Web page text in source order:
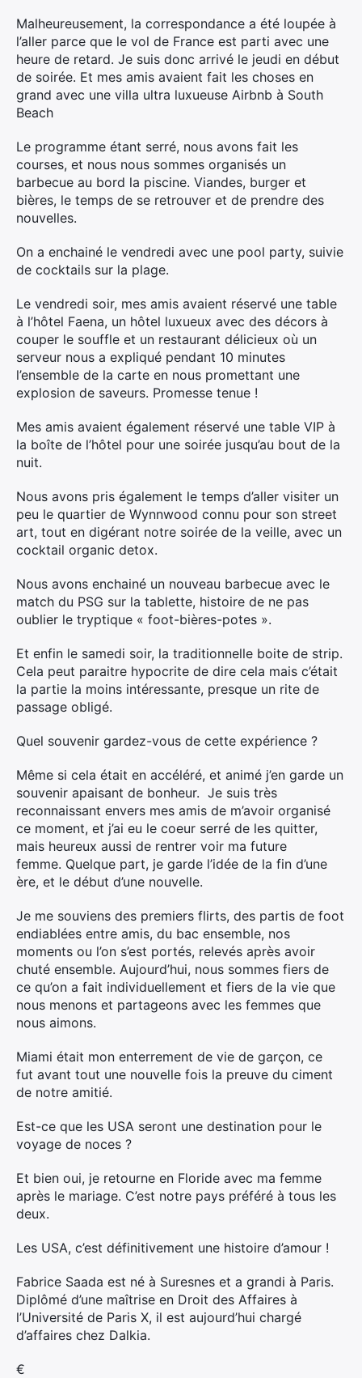
Malheureusement, la correspondance a été loupée à
l’aller parce que le vol de France est parti avec une
heure de retard. Je suis donc arrivé le jeudi en début
de soirée. Et mes amis avaient fait les choses en
grand avec une villa ultra luxueuse Airbnb à South
Beach
Le programme étant serré, nous avons fait les
courses, et nous nous sommes organisés un
barbecue au bord la piscine. Viandes, burger et
bières, le temps de se retrouver et de prendre des
nouvelles.
On a enchainé le vendredi avec une pool party, suivie
de cocktails sur la plage.
Le vendredi soir, mes amis avaient réservé une table
à l’hôtel Faena, un hôtel luxueux avec des décors à
couper le souffle et un restaurant délicieux où un
serveur nous a expliqué pendant 10 minutes
l’ensemble de la carte en nous promettant une
explosion de saveurs. Promesse tenue !
Mes amis avaient également réservé une table VIP à
la boîte de l’hôtel pour une soirée jusqu’au bout de la
nuit.
Nous avons pris également le temps d’aller visiter un
peu le quartier de Wynnwood connu pour son street
art, tout en digérant notre soirée de la veille, avec un
cocktail organic detox.
Nous avons enchainé un nouveau barbecue avec le
match du PSG sur la tablette, histoire de ne pas
oublier le tryptique « foot-bières-potes ».
Et enfin le samedi soir, la traditionnelle boite de strip.
Cela peut paraitre hypocrite de dire cela mais c’était
la partie la moins intéressante, presque un rite de
passage obligé.
Quel souvenir gardez-vous de cette expérience ?
Même si cela était en accéléré, et animé j’en garde un
souvenir apaisant de bonheur. Je suis très
reconnaissant envers mes amis de m’avoir organisé
ce moment, et j’ai eu le coeur serré de les quitter,
mais heureux aussi de rentrer voir ma future
femme. Quelque part, je garde l’idée de la fin d’une
ère, et le début d’une nouvelle.
Je me souviens des premiers flirts, des partis de foot
endiablées entre amis, du bac ensemble, nos
moments ou l’on s’est portés, relevés après avoir
chuté ensemble. Aujourd’hui, nous sommes fiers de
ce qu’on a fait individuellement et fiers de la vie que
nous menons et partageons avec les femmes que
nous aimons.
Miami était mon enterrement de vie de garçon, ce
fut avant tout une nouvelle fois la preuve du ciment
de notre amitié.
Est-ce que les USA seront une destination pour le
voyage de noces ?
Et bien oui, je retourne en Floride avec ma femme
après le mariage. C’est notre pays préféré à tous les
deux.
Les USA, c’est définitivement une histoire d’amour !
Fabrice Saada est né à Suresnes et a grandi à Paris.
Diplômé d’une maîtrise en Droit des Affaires à
l’Université de Paris X, il est aujourd’hui chargé
d’affaires chez Dalkia.
€
Rechercher